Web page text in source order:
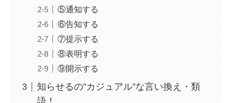
⑤通知する
⑥告知する
⑦提示する
⑧表明する
⑨開示する
知らせるの”カジュアル”な言い換え・類